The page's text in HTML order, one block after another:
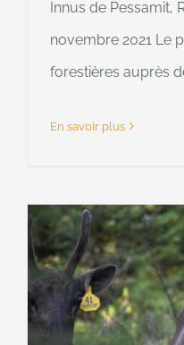
Innus de Pessamit,
novembre 2021 Le
forestières auprès
En savoir plus